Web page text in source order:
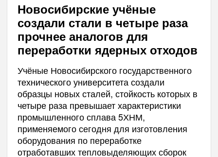
Новосибирские учёные
создали стали в четыре раза
прочнее аналогов для
переработки ядерных отходов
Учёные Новосибирского государственного
технического университета создали
образцы новых сталей, стойкость которых в
четыре раза превышает характеристики
промышленного сплава 5ХНМ,
применяемого сегодня для изготовления
оборудования по переработке
отработавших тепловыделяющих сборок